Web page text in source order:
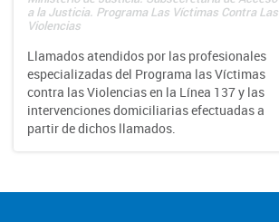
a la Justicia. Programa Las Víctimas Contra Las
Violencias
Llamados atendidos por las profesionales
especializadas del Programa las Víctimas
contra las Violencias en la Línea 137 y las
intervenciones domiciliarias efectuadas a
partir de dichos llamados.